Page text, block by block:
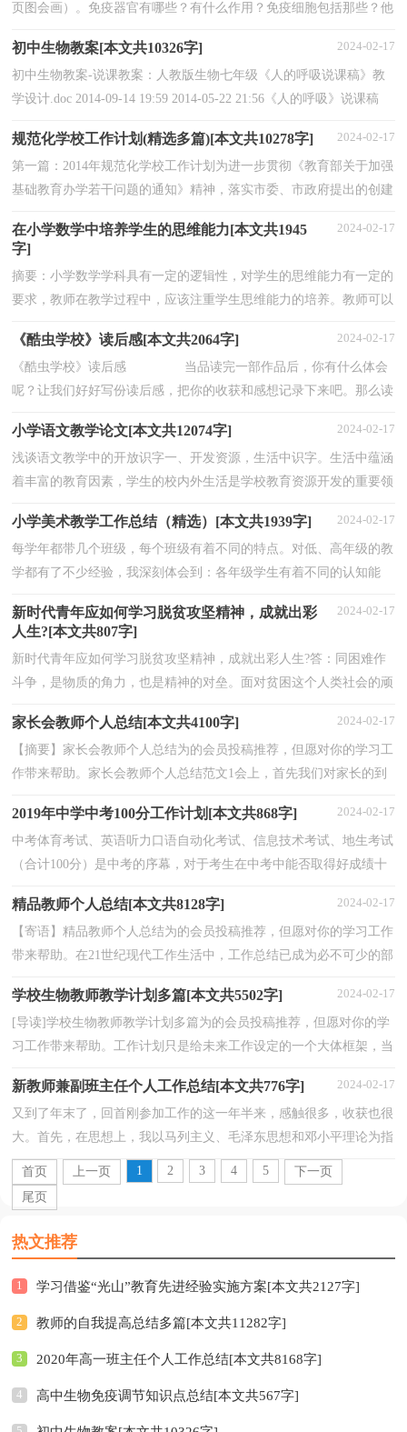
页图会画）。免疫器官有哪些？有什么作用？免疫细胞包括那些？他
疫...
初中生物教案[本文共10326字] 2024-02-17
初中生物教案-说课教案：人教版生物七年级《人的呼吸说课稿》教
学设计.doc 2014-09-14 19:59 2014-05-22 21:56《人的呼吸》说课稿
规范化学校工作计划(精选多篇)[本文共10278字] 2024-02-17
第一篇：2014年规范化学校工作计划为进一步贯彻《教育部关于加强
基础教育办学若干问题的通知》精神，落实市委、市政府提出的创建
在小学数学中培养学生的思维能力[本文共1945
字]
2024-02-17
摘要：小学数学学科具有一定的逻辑性，对学生的思维能力有一定的
要求，教师在教学过程中，应该注重学生思维能力的培养。教师可以
《酷虫学校》读后感[本文共2064字] 2024-02-17
《酷虫学校》读后感 当品读完一部作品后，你有什么体会
呢？让我们好好写份读后感，把你的收获和感想记录下来吧。那么读
小学语文教学论文[本文共12074字] 2024-02-17
浅谈语文教学中的开放识字一、开发资源，生活中识字。生活中蕴涵
着丰富的教育因素，学生的校内外生活是学校教育资源开发的重要领
小学美术教学工作总结（精选）[本文共1939字] 2024-02-17
每学年都带几个班级，每个班级有着不同的特点。对低、高年级的教
学都有了不少经验，我深刻体会到：各年级学生有着不同的认知能
新时代青年应如何学习脱贫攻坚精神，成就出彩
人生?[本文共807字]
2024-02-17
新时代青年应如何学习脱贫攻坚精神，成就出彩人生?答：同困难作
斗争，是物质的角力，也是精神的对垒。面对贫困这个人类社会的顽
家长会教师个人总结[本文共4100字] 2024-02-17
【摘要】家长会教师个人总结为的会员投稿推荐，但愿对你的学习工
作带来帮助。家长会教师个人总结范文1会上，首先我们对家长的到
2019年中学中考100分工作计划[本文共868字] 2024-02-17
中考体育考试、英语听力口语自动化考试、信息技术考试、地生考试
（合计100分）是中考的序幕，对于考生在中考中能否取得好成绩十
精品教师个人总结[本文共8128字] 2024-02-17
【寄语】精品教师个人总结为的会员投稿推荐，但愿对你的学习工作
带来帮助。在21世纪现代工作生活中，工作总结已成为必不可少的部
学校生物教师教学计划多篇[本文共5502字] 2024-02-17
[导读]学校生物教师教学计划多篇为的会员投稿推荐，但愿对你的学
习工作带来帮助。工作计划只是给未来工作设定的一个大体框架，当
新教师兼副班主任个人工作总结[本文共776字] 2024-02-17
又到了年末了，回首刚参加工作的这一年半来，感触很多，收获也很
大。首先，在思想上，我以马列主义、毛泽东思想和邓小平理论为指
导，坚持四项基本原则，坚持思想政治工作与业务工作相结合...
首页
上一页 1 2 3 4 5
下一页
尾页
热文推荐
1 学习借鉴“光山”教育先进经验实施方案[本文共2127字]
2 教师的自我提高总结多篇[本文共11282字]
3 2020年高一班主任个人工作总结[本文共8168字]
4 高中生物免疫调节知识点总结[本文共567字]